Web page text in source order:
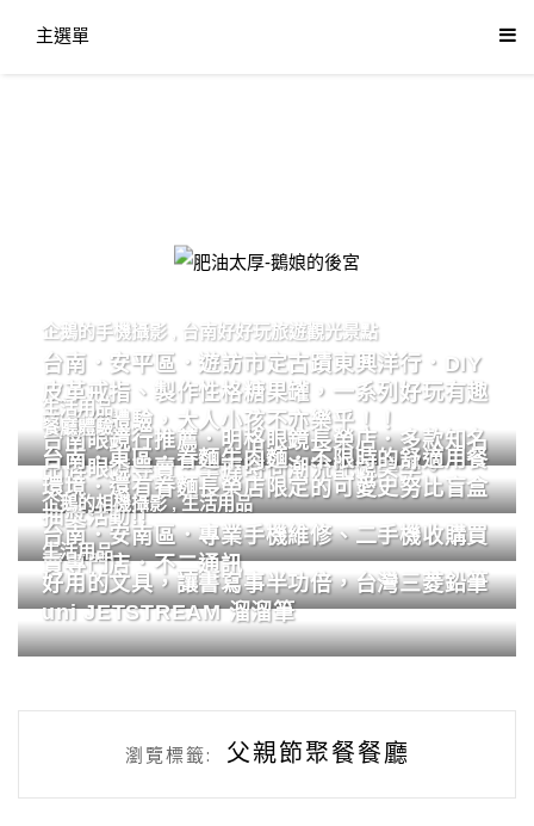
主選單
肥油太厚-鵝娘的後宮
企鵝的手機攝影 台南好好玩旅遊觀光景點
台南．安平區．遊訪市定古蹟東興洋行．DIY
皮革戒指、製作性格糖果罐，一系列好玩有趣
的手作體驗，大人小孩不亦樂乎！！
生活用品
台南眼鏡行推薦．明格眼鏡長榮店．多款知名
品牌眼鏡專賣．掌握時尚潮流配鏡美學。
餐廳體驗
台南．東區．眷麵牛肉麵．不限時的舒適用餐
環境．還有眷麵長榮店限定的可愛史努比盲盒
抽獎活動!!
企鵝的相機攝影,生活用品
台南．安南區．專業手機維修、二手機收購買
賣專門店．不二通訊
生活用品
好用的文具，讓書寫事半功倍，台灣三菱鉛筆
uni JETSTREAM 溜溜筆
瀏覽標籤: 父親節聚餐餐廳